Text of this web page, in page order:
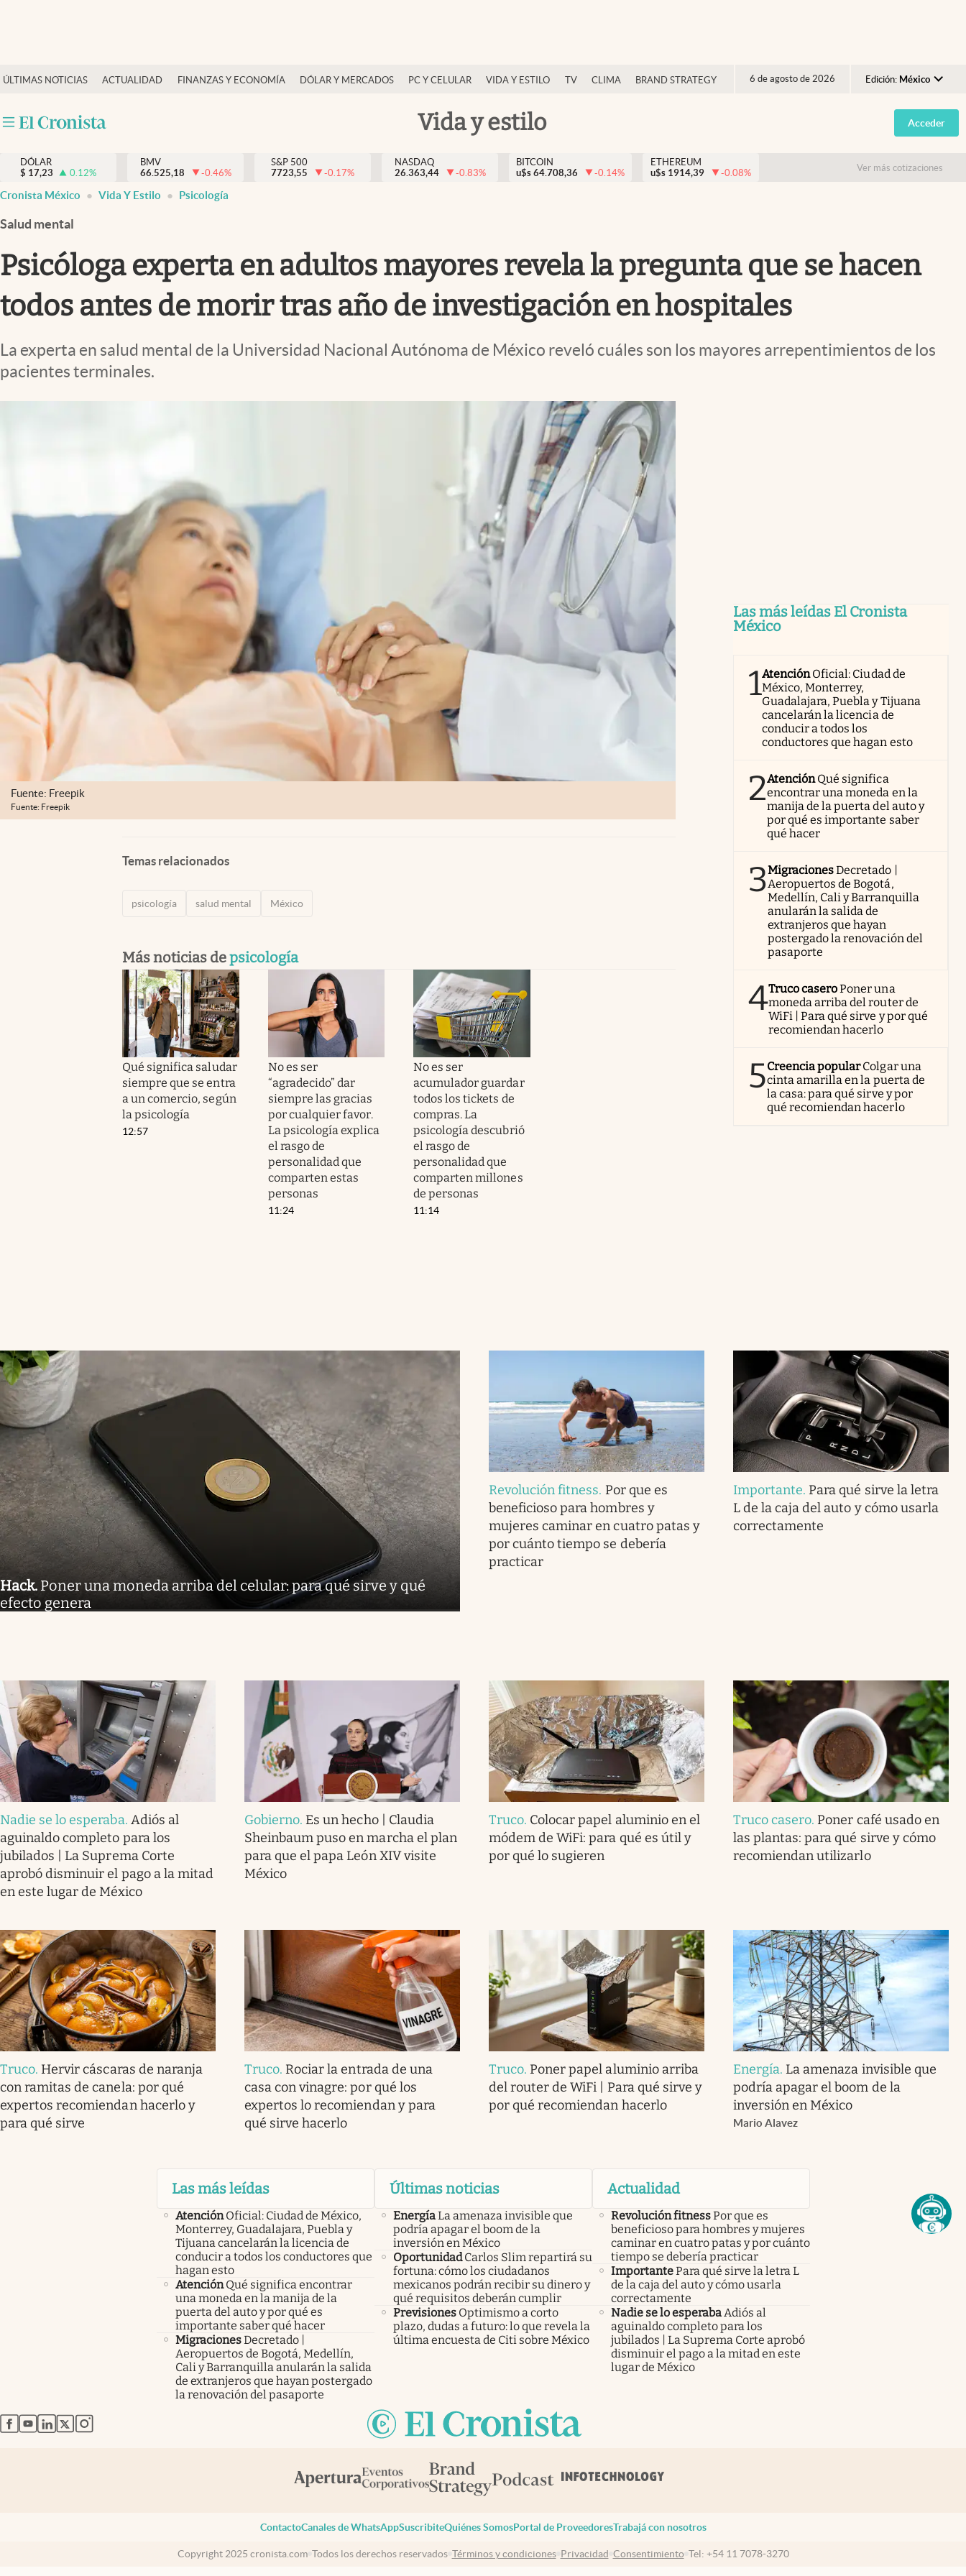
ÚLTIMAS NOTICIAS ACTUALIDAD FINANZAS Y ECONOMÍA DÓLAR Y MERCADOS PC Y CELULAR VIDA Y ESTILO TV CLIMA BRAND STRATEGY 6 de agosto de 2026 Edición: México
Argentina
España
USA
Vida y estilo
Actualidad
Internacionales
Opinión
Brand Strategy
Vida y estilo
Tv
Espiritualidad
Acceder
DÓLAR
$ 17,23 0.12%
BMV
66.525,18
-0.46%
S&P 500
7723,55
-0.17%
NASDAQ
26.363,44
-0.83%
BITCOIN
u$s 64.708,36 -0.14%
ETHEREUM
u$s 1914,39 -0.08% Ver más cotizaciones
Cronista México Vida Y Estilo Psicología
Salud mental
Psicóloga experta en adultos mayores revela la pregunta que se hacen
todos antes de morir tras año de investigación en hospitales
La experta en salud mental de la Universidad Nacional Autónoma de México reveló cuáles son los mayores arrepentimientos de los
pacientes terminales.
Fuente: Freepik
Fuente: Freepik
Temas relacionados
psicología salud mental México
Más noticias depsicología
Qué significa saludar
siempre que se entra
a un comercio, según
la psicología
12:57
No es ser
“agradecido” dar
siempre las gracias
por cualquier favor.
La psicología explica
el rasgo de
personalidad que
comparten estas
personas
11:24
No es ser
acumulador guardar
todos los tickets de
compras. La
psicología descubrió
el rasgo de
personalidad que
comparten millones
de personas
11:14
Las más leídas El Cronista
México
1AtenciónOficial: Ciudad de
México, Monterrey,
Guadalajara, Puebla y Tijuana
cancelarán la licencia de
conducir a todos los
conductores que hagan esto
2AtenciónQué significa
encontrar una moneda en la
manija de la puerta del auto y
por qué es importante saber
qué hacer
3MigracionesDecretado |
Aeropuertos de Bogotá,
Medellín, Cali y Barranquilla
anularán la salida de
extranjeros que hayan
postergado la renovación del
pasaporte
4Truco caseroPoner una
moneda arriba del router de
WiFi | Para qué sirve y por qué
recomiendan hacerlo
5Creencia popularColgar una
cinta amarilla en la puerta de
la casa: para qué sirve y por
qué recomiendan hacerlo
Hack. Poner una moneda arriba del celular: para qué sirve y qué
efecto genera
Revolución fitness. Por que es
beneficioso para hombres y
mujeres caminar en cuatro patas y
por cuánto tiempo se debería
practicar
Importante. Para qué sirve la letra
L de la caja del auto y cómo usarla
correctamente
Nadie se lo esperaba. Adiós al
aguinaldo completo para los
jubilados | La Suprema Corte
aprobó disminuir el pago a la mitad
en este lugar de México
Gobierno. Es un hecho | Claudia
Sheinbaum puso en marcha el plan
para que el papa León XIV visite
México
Truco. Colocar papel aluminio en el
módem de WiFi: para qué es útil y
por qué lo sugieren
Truco casero. Poner café usado en
las plantas: para qué sirve y cómo
recomiendan utilizarlo
Truco. Hervir cáscaras de naranja
con ramitas de canela: por qué
expertos recomiendan hacerlo y
para qué sirve
Truco. Rociar la entrada de una
casa con vinagre: por qué los
expertos lo recomiendan y para
qué sirve hacerlo
Truco. Poner papel aluminio arriba
del router de WiFi | Para qué sirve y
por qué recomiendan hacerlo
Energía. La amenaza invisible que
podría apagar el boom de la
inversión en México
Mario Alavez
Las más leídas
Atención Oficial: Ciudad de México,
Monterrey, Guadalajara, Puebla y
Tijuana cancelarán la licencia de
conducir a todos los conductores que
hagan esto
Atención Qué significa encontrar
una moneda en la manija de la
puerta del auto y por qué es
importante saber qué hacer
MigracionesDecretado |
Aeropuertos de Bogotá, Medellín,
Cali y Barranquilla anularán la salida
de extranjeros que hayan postergado
la renovación del pasaporte
Últimas noticias
EnergíaLa amenaza invisible que
podría apagar el boom de la
inversión en México
Oportunidad Carlos Slim repartirá su
fortuna: cómo los ciudadanos
mexicanos podrán recibir su dinero y
qué requisitos deberán cumplir
Previsiones Optimismo a corto
plazo, dudas a futuro: lo que revela la
última encuesta de Citi sobre México
Actualidad
Revolución fitnessPor que es
beneficioso para hombres y mujeres
caminar en cuatro patas y por cuánto
tiempo se debería practicar
ImportantePara qué sirve la letra L
de la caja del auto y cómo usarla
correctamente
Nadie se lo esperaba Adiós al
aguinaldo completo para los
jubilados | La Suprema Corte aprobó
disminuir el pago a la mitad en este
lugar de México
abre en nueva pestaña
abre en nueva pestaña
abre en nueva pestaña
abre en nueva pestaña
abre en nueva pestaña
ContactoCanales de WhatsAppSuscribiteQuiénes SomosPortal de ProveedoresTrabajá con nosotros
Copyright 2025 cronista.com Todos los derechos reservados Términos y condiciones Privacidad Consentimiento Tel: +54 11 7078-3270